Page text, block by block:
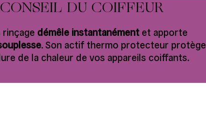
CONSEIL DU COIFFEUR
rinçage démêle instantanément et apporte
. Son actif thermo protecteur protège
de la chaleur de vos appareils coiffants.